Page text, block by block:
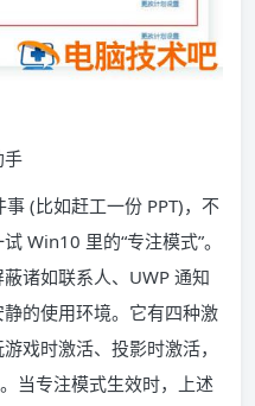
(比如赶工一份 PPT)，不
Win10 里的“专注模式”。
诸如联系人、UWP 通知
的使用环境。它有四种激
戏时激活、投影时激活，
当专注模式生效时，上述